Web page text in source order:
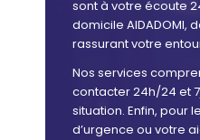
sont à votre écoute
domicile AIDADOMI,
rassurant votre
Nos services
contacter 24h/24 et
situation. Enfin, pour
d’urgence ou votre